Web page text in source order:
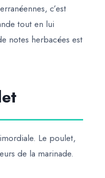
c’est
tout en lui
notes herbacées est
Le poulet,
de la marinade.